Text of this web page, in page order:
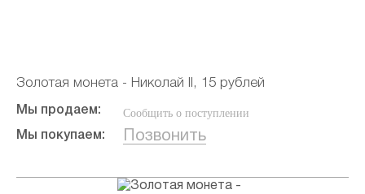
Золотая монета - Николай II, 15 рублей
Мы продаем: Сообщить о поступлении
Мы покупаем: Позвонить